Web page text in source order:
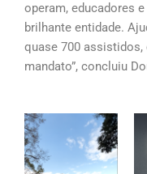
operam, educadores
brilhante entidade.
quase 700 assistidos,
mandato”, concluiu